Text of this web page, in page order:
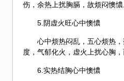
伤，余热上扰胸膈，故烦闷懊憹
5.阴虚火旺心中懊憹
心中烦热闷乱，五心烦热
度，气郁化火，虚火上扰心胸，
6.实热结胸心中懊憹